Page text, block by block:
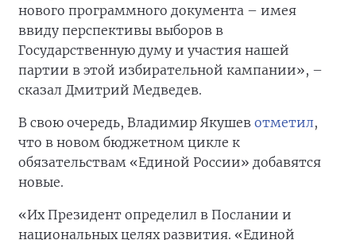
нового программного документа – имея
ввиду перспективы выборов в
Государственную думу и участия нашей
партии в этой избирательной кампании», –
сказал Дмитрий Медведев.
В свою очередь, Владимир Якушев отметил,
что в новом бюджетном цикле к
обязательствам «Единой России» добавятся
новые.
«Их Президент определил в Послании и
национальных целях развития. «Единой